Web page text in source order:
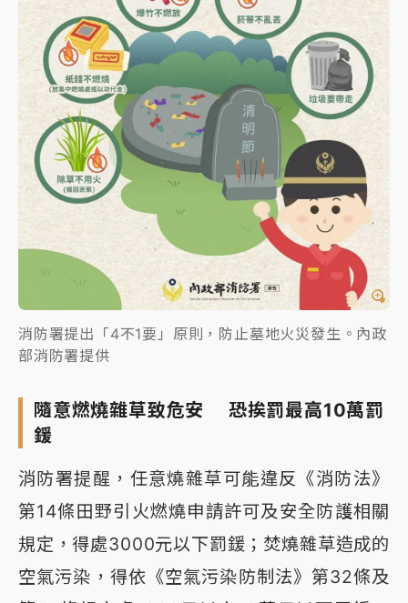
消防署提出「4不1要」原則，防止墓地火災發生。內政
部消防署提供
隨意燃燒雜草致危安 恐挨罰最高10萬罰
鍰
消防署提醒，任意燒雜草可能違反《消防法》
第14條田野引火燃燒申請許可及安全防護相關
規定，得處3000元以下罰鍰；焚燒雜草造成的
空氣污染，得依《空氣污染防制法》第32條及